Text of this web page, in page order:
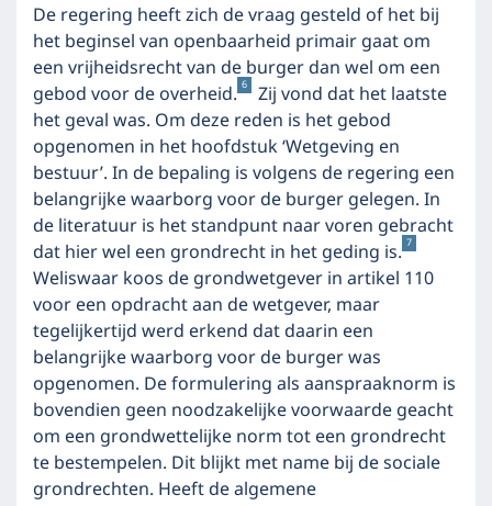
De regering heeft zich de vraag gesteld of het bij
het beginsel van openbaarheid primair gaat om
een vrijheidsrecht van de burger dan wel om een
gebod voor de overheid. 6
Zij vond dat het laatste
het geval was. Om deze reden is het gebod
opgenomen in het hoofdstuk ‘Wetgeving en
bestuur’. In de bepaling is volgens de regering een
belangrijke waarborg voor de burger gelegen. In
de literatuur is het standpunt naar voren gebracht
dat hier wel een grondrecht in het geding is. 7
Weliswaar koos de grondwetgever in artikel 110
voor een opdracht aan de wetgever, maar
tegelijkertijd werd erkend dat daarin een
belangrijke waarborg voor de burger was
opgenomen. De formulering als aanspraaknorm is
bovendien geen noodzakelijke voorwaarde geacht
om een grondwettelijke norm tot een grondrecht
te bestempelen. Dit blijkt met name bij de sociale
grondrechten. Heeft de algemene